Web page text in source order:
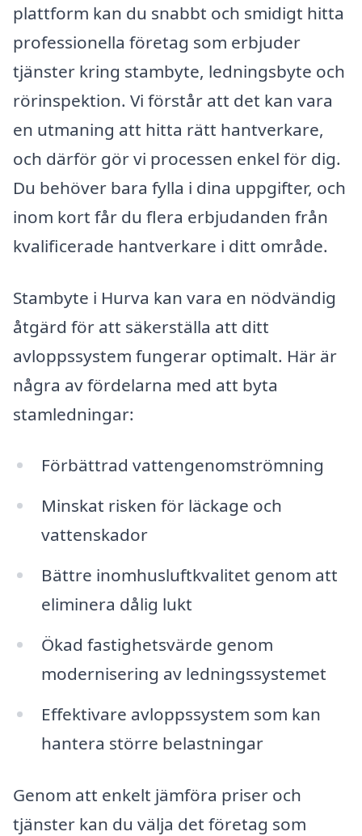
plattform kan du snabbt och smidigt hitta
professionella företag som erbjuder
tjänster kring stambyte, ledningsbyte och
rörinspektion. Vi förstår att det kan vara
en utmaning att hitta rätt hantverkare,
och därför gör vi processen enkel för dig.
Du behöver bara fylla i dina uppgifter, och
inom kort får du flera erbjudanden från
kvalificerade hantverkare i ditt område.
Stambyte i Hurva kan vara en nödvändig
åtgärd för att säkerställa att ditt
avloppssystem fungerar optimalt. Här är
några av fördelarna med att byta
stamledningar:
Förbättrad vattengenomströmning
Minskat risken för läckage och
vattenskador
Bättre inomhusluftkvalitet genom att
eliminera dålig lukt
Ökad fastighetsvärde genom
modernisering av ledningssystemet
Effektivare avloppssystem som kan
hantera större belastningar
Genom att enkelt jämföra priser och
tjänster kan du välja det företag som